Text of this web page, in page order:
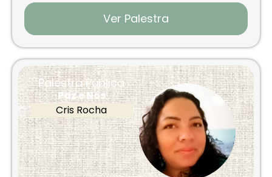
Ver Palestra
Palestra Pública
Paz e Nós
Cris Rocha